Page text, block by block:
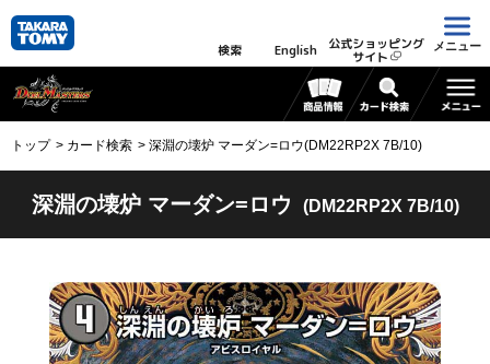
検索 English 公式ショッピング
サイト
メニュー
トップ カード検索 深淵の壊炉 マーダン=ロウ(DM22RP2X 7B/10)
深淵の壊炉 マーダン=ロウ (DM22RP2X 7B/10)